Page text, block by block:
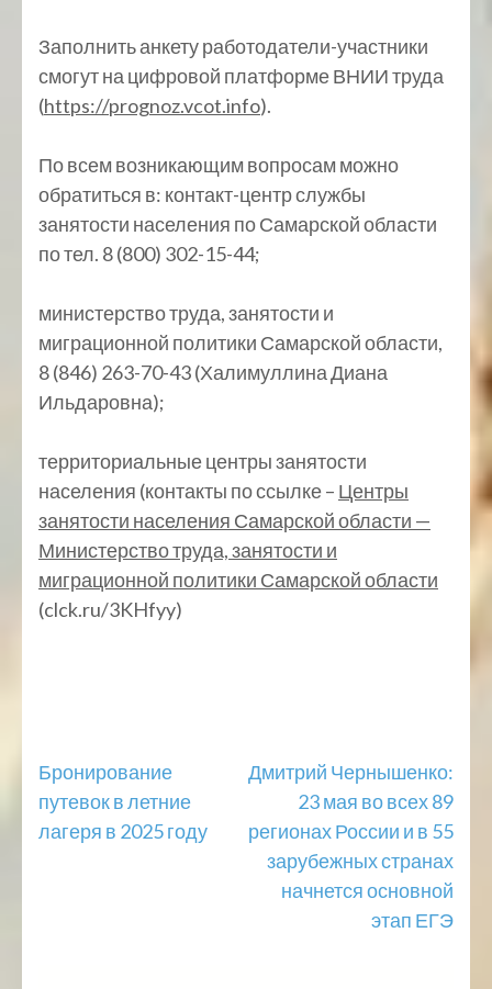
Заполнить анкету работодатели-участники
смогут на цифровой платформе ВНИИ труда
(https://prognoz.vcot.info).
По всем возникающим вопросам можно
обратиться в: контакт-центр службы
занятости населения по Самарской области
по тел. 8 (800) 302-15-44;
министерство труда, занятости и
миграционной политики Самарской области,
8 (846) 263-70-43 (Халимуллина Диана
Ильдаровна);
территориальные центры занятости
населения (контакты по ссылке – Центры
занятости населения Самарской области —
Министерство труда, занятости и
миграционной политики Самарской области
(clck.ru/3KHfyy)
Навигация
по
Бронирование
путевок в летние
лагеря в 2025 году
Дмитрий Чернышенко:
23 мая во всех 89
регионах России и в 55
зарубежных странах
начнется основной
этап ЕГЭ